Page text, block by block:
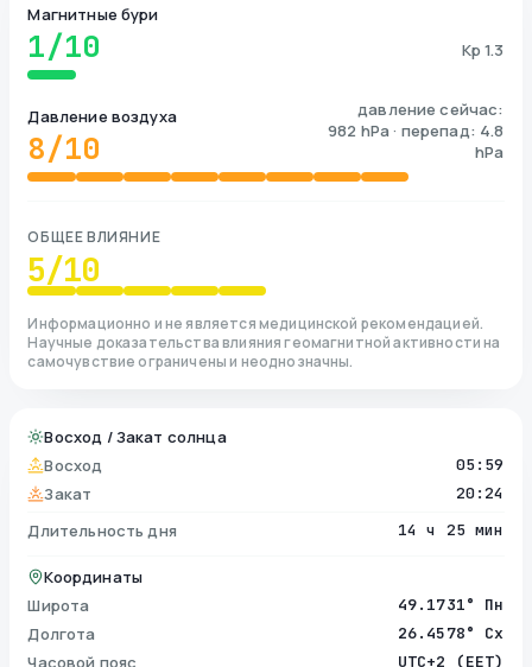
Магнитные бури
1/10 Kp 1.3
Давление воздуха
8/10
давление сейчас:
982 hPa · перепад: 4.8
hPa
ОБЩЕЕ ВЛИЯНИЕ
5/10
Информационно и не является медицинской рекомендацией.
Научные доказательства влияния геомагнитной активности на
самочувствие ограничены и неоднозначны.
Восход / Закат солнца
Восход
05:59
Закат 20:24
Длительность дня 14 ч 25 мин
Координаты
Широта
49.1731° Пн
Долгота 26.4578° Сх
Часовой пояс UTC+2 (EET)